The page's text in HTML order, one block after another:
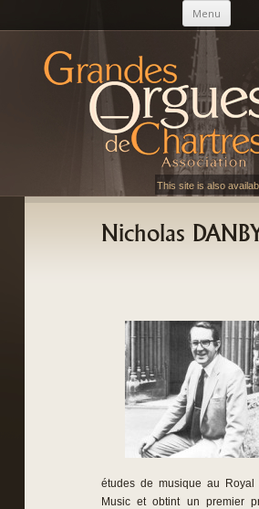
Menu Aller
AGOC
Les Grandes Orgues de Chartres
This site is also
Nicholas
études de musique au Royal
Music et obtint un premier